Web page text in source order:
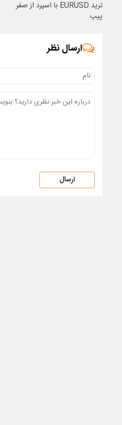
ترید EURUSD با اسپرد از صفر
پیپ
ارسال نظر
ارسال